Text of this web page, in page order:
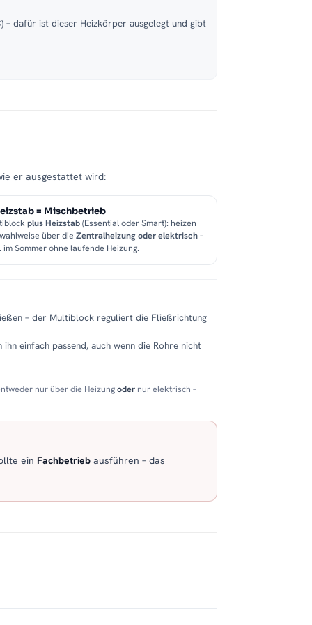
dafür ist dieser Heizkörper ausgelegt und gibt
er ausgestattet wird:
= Mischbetrieb
plus Heizstab(Essential oder Smart): heizen
über die Zentralheizung oder elektrisch–
im Sommer ohne laufende Heizung.
– der Multiblock reguliert die Fließrichtung
einfach passend, auch wenn die Rohre nicht
nur über die Heizungoder nur elektrisch –
ein Fachbetrieb ausführen – das